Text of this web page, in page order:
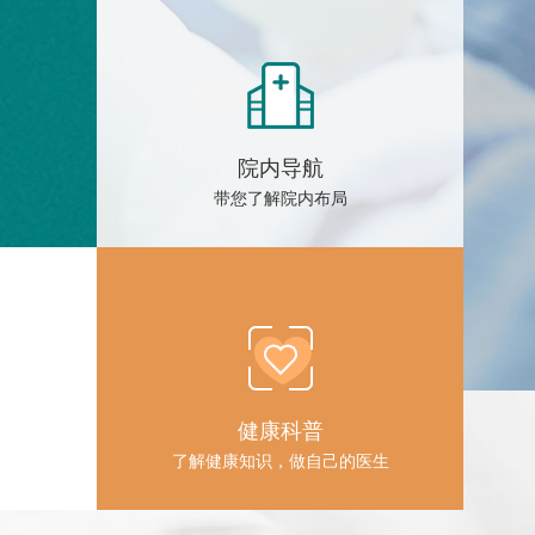
院内导航
带您了解院内布局
健康科普
了解健康知识，做自己的医生